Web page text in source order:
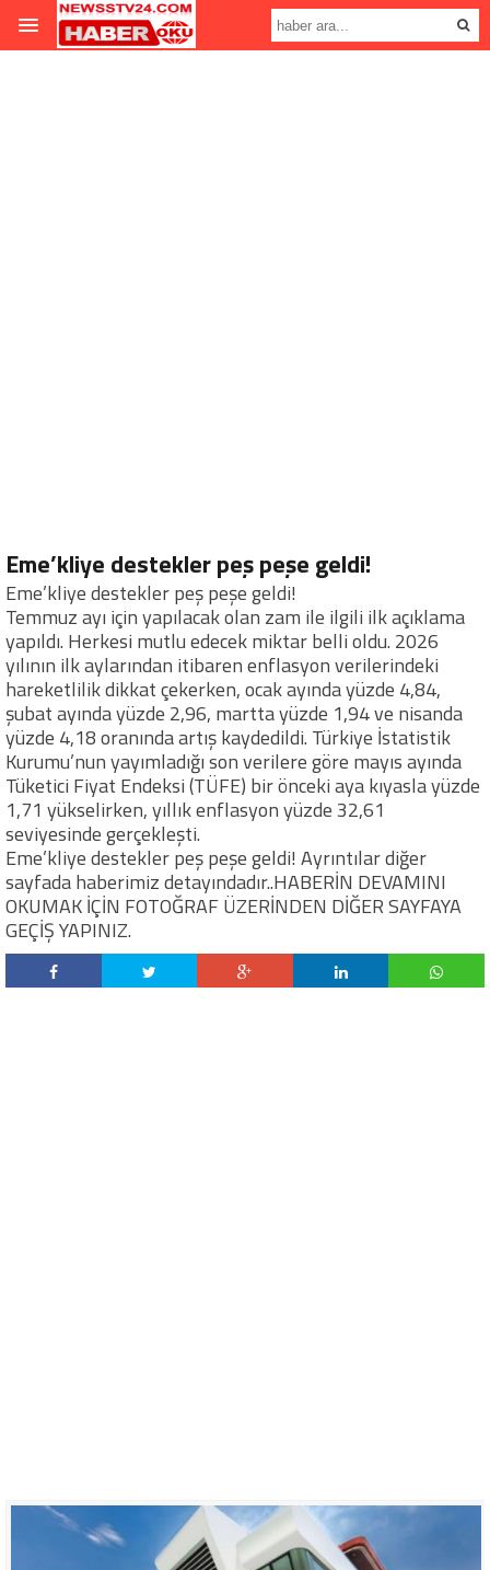
Eme’kliye destekler peş peşe geldi!
Eme’kliye destekler peş peşe geldi!
Temmuz ayı için yapılacak olan zam ile ilgili ilk açıklama
yapıldı. Herkesi mutlu edecek miktar belli oldu. 2026
yılının ilk aylarından itibaren enflasyon verilerindeki
hareketlilik dikkat çekerken, ocak ayında yüzde 4,84,
şubat ayında yüzde 2,96, martta yüzde 1,94 ve nisanda
yüzde 4,18 oranında artış kaydedildi. Türkiye İstatistik
Kurumu’nun yayımladığı son verilere göre mayıs ayında
Tüketici Fiyat Endeksi (TÜFE) bir önceki aya kıyasla yüzde
1,71 yükselirken, yıllık enflasyon yüzde 32,61
seviyesinde gerçekleşti.
Eme’kliye destekler peş peşe geldi! Ayrıntılar diğer
sayfada haberimiz detayındadır..HABERİN DEVAMINI
OKUMAK İÇİN FOTOĞRAF ÜZERİNDEN DİĞER SAYFAYA
GEÇİŞ YAPINIZ.